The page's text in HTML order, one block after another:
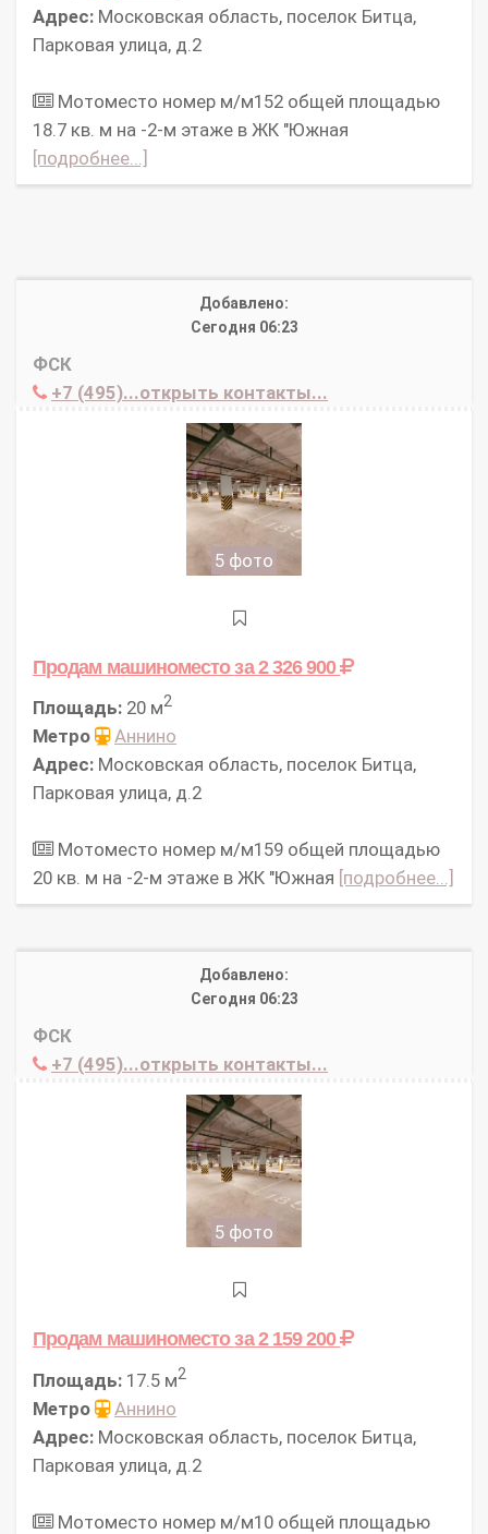
Адрес: Московская область, поселок Битца,
Парковая улица, д.2
Мотоместо номер м/м152 общей площадью
18.7 кв. м на -2-м этаже в ЖК "Южная
[подробнее...]
Добавлено:
Сегодня 06:23
ФСК
+7 (495)...открыть контакты...
5 фото
Продам машиноместоза 2 326 900
Площадь: 20 м2
Метро
Аннино
Адрес: Московская область, поселок Битца,
Парковая улица, д.2
Мотоместо номер м/м159 общей площадью
20 кв. м на -2-м этаже в ЖК "Южная [подробнее...]
Добавлено:
Сегодня 06:23
ФСК
+7 (495)...открыть контакты...
5 фото
Продам машиноместоза 2 159 200
Площадь: 17.5 м2
Метро
Аннино
Адрес: Московская область, поселок Битца,
Парковая улица, д.2
Мотоместо номер м/м10 общей площадью